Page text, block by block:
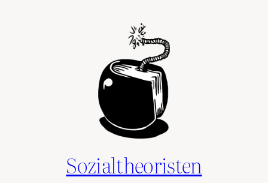
Sozialtheoristen